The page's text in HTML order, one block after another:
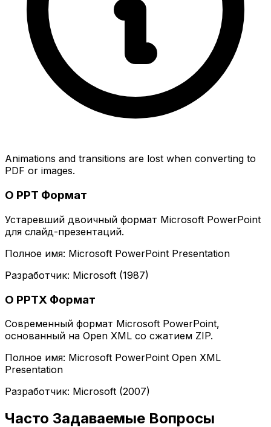
Animations and transitions are lost when converting to
PDF or images.
О PPT Формат
Устаревший двоичный формат Microsoft PowerPoint
для слайд-презентаций.
Полное имя: Microsoft PowerPoint Presentation
Разработчик: Microsoft (1987)
О PPTX Формат
Современный формат Microsoft PowerPoint,
основанный на Open XML со сжатием ZIP.
Полное имя: Microsoft PowerPoint Open XML
Presentation
Разработчик: Microsoft (2007)
Часто Задаваемые Вопросы